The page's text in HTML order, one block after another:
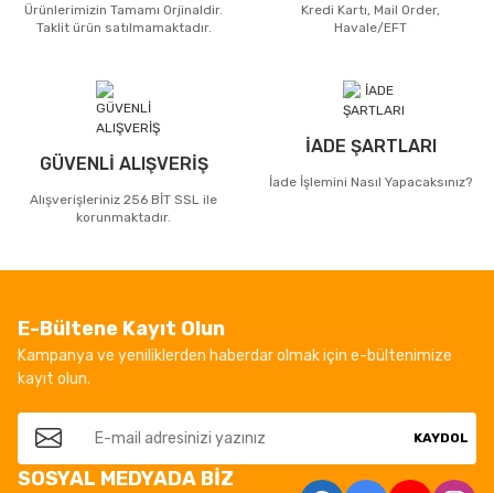
Ürünlerimizin Tamamı Orjinaldir.
Taklit ürün satılmamaktadır.
Kredi Kartı, Mail Order,
Havale/EFT
GÜVENLİ ALIŞVERİŞ
Alışverişleriniz 256 BİT SSL ile
korunmaktadır.
İADE ŞARTLARI
İade İşlemini Nasıl Yapacaksınız?
E-Bültene Kayıt Olun
Kampanya ve yeniliklerden haberdar olmak için e-bültenimize
kayıt olun.
KAYDOL
SOSYAL MEDYADA BİZ